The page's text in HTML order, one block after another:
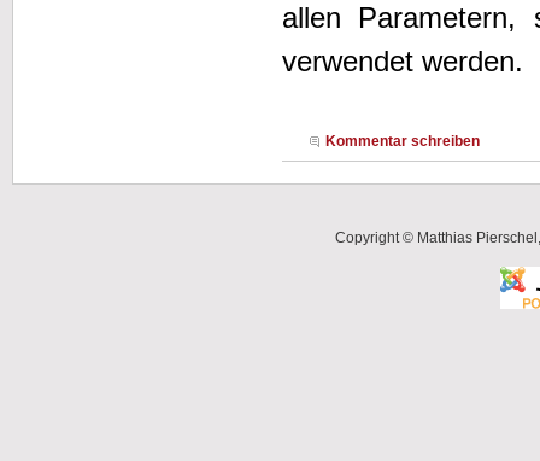
allen Parametern,
verwendet werden.
Kommentar schreiben
Copyright © Matthias